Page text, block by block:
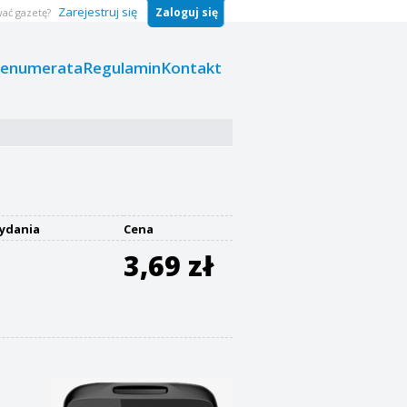
RegulaminKontakt
gazetę? Zarejestruj się Zaloguj się
Cena
3,69 zł